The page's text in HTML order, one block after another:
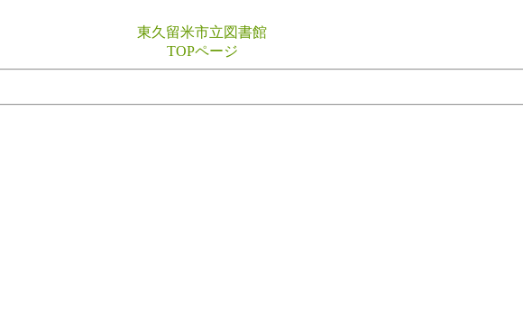
東久留米市立図書館
TOPページ